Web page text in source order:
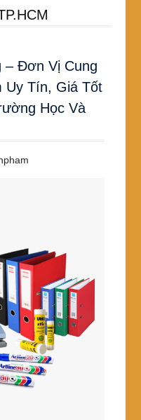
Đơn Vị Cung
Uy Tín, Giá Tốt
Học Và